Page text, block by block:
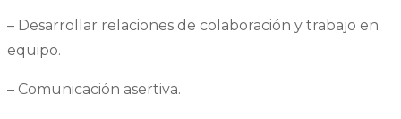
– Desarrollar relaciones de colaboración y trabajo en
equipo.
– Comunicación asertiva.